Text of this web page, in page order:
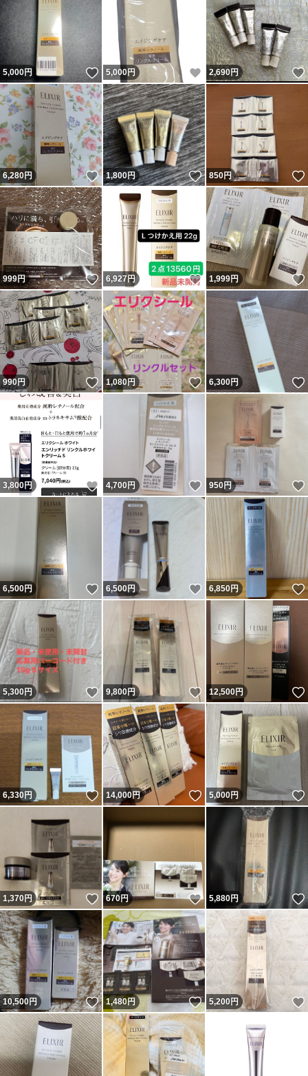
5,000円 いいね！
5,000円 いいね！
2,690円
6,280円 いいね！
1,800円 いいね！
850円
999円 いいね！
6,927円 いいね！
1,999円
990円 いいね！
1,080円 いいね！
6,300円
3,800円 いいね！
4,700円 いいね！
950円
6,500円 いいね！
6,500円 いいね！
6,850円
5,300円 いいね！
9,800円 いいね！
12,500円
6,330円 いいね！
14,000円 いいね！
5,000円
1,370円 いいね！
670円 いいね！
5,880円
10,500円 いいね！
1,480円 いいね！
5,200円